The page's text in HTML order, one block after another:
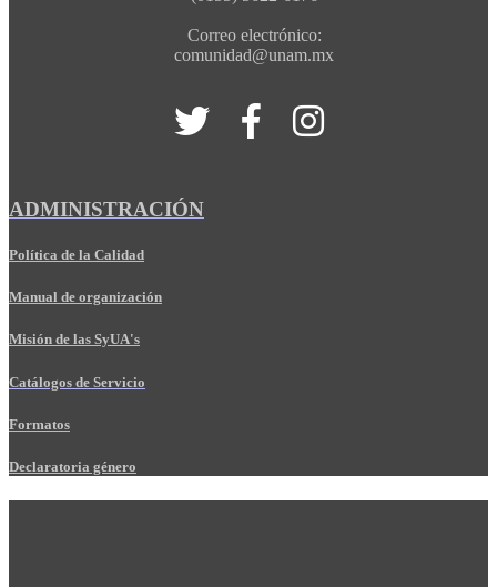
Correo electrónico:
comunidad@unam.mx
ADMINISTRACIÓN
Política de la Calidad
Manual de organización
Misión de las SyUA's
Catálogos de Servicio
Formatos
Declaratoria género